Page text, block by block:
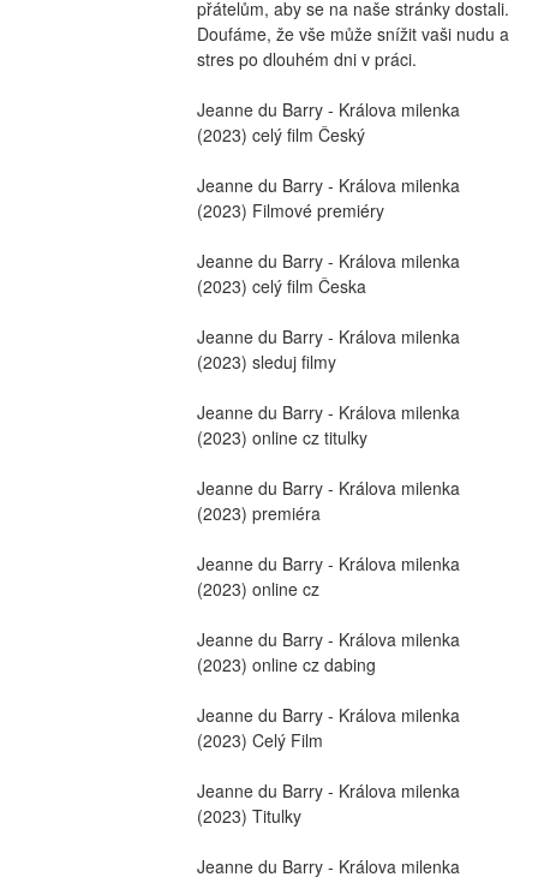
přátelům, aby se na naše stránky dostali.
Doufáme, že vše může snížit vaši nudu a
stres po dlouhém dni v práci.
Jeanne du Barry - Králova milenka
(2023) celý film Český
Jeanne du Barry - Králova milenka
(2023) Filmové premiéry
Jeanne du Barry - Králova milenka
(2023) celý film Česka
Jeanne du Barry - Králova milenka
(2023) sleduj filmy
Jeanne du Barry - Králova milenka
(2023) online cz titulky
Jeanne du Barry - Králova milenka
(2023) premiéra
Jeanne du Barry - Králova milenka
(2023) online cz
Jeanne du Barry - Králova milenka
(2023) online cz dabing
Jeanne du Barry - Králova milenka
(2023) Celý Film
Jeanne du Barry - Králova milenka
(2023) Titulky
Jeanne du Barry - Králova milenka